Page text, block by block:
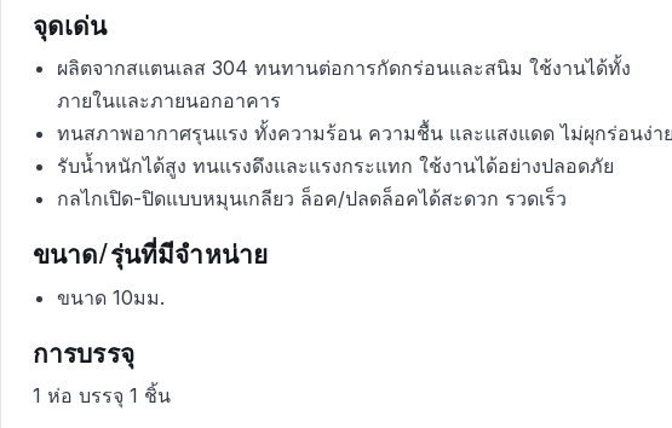
จุดเด่น
ผลิตจากสแตนเลส 304 ทนทานต่อการกัดกร่อนและสนิม ใช้งานได้ทั้ง
ภายในและภายนอกอาคาร
ทนสภาพอากาศรุนแรง ทั้งความร้อน ความชื้น และแสงแดด ไม่ผุกร่อนง่าย
รับน้ำหนักได้สูง ทนแรงดึงและแรงกระแทก ใช้งานได้อย่างปลอดภัย
กลไกเปิด-ปิดแบบหมุนเกลียว ล็อค/ปลดล็อคได้สะดวก รวดเร็ว
ขนาด/รุ่นที่มีจำหน่าย
ขนาด 10มม.
การบรรจุ
1 ห่อ บรรจุ 1 ชิ้น